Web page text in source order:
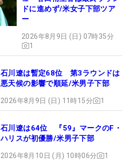
ドに進めず/米女子下部ツア
ー
2026年8月9日 (日) 07時35分
1
石川遼は暫定68位 第3ラウンドは
悪天候の影響で順延/米男子下部
2026年8月9日 (日) 11時15分 1
石川遼は64位 『59』マークのF・
ハリスが初優勝/米男子下部
2026年8月10日 (月) 10時06分 1